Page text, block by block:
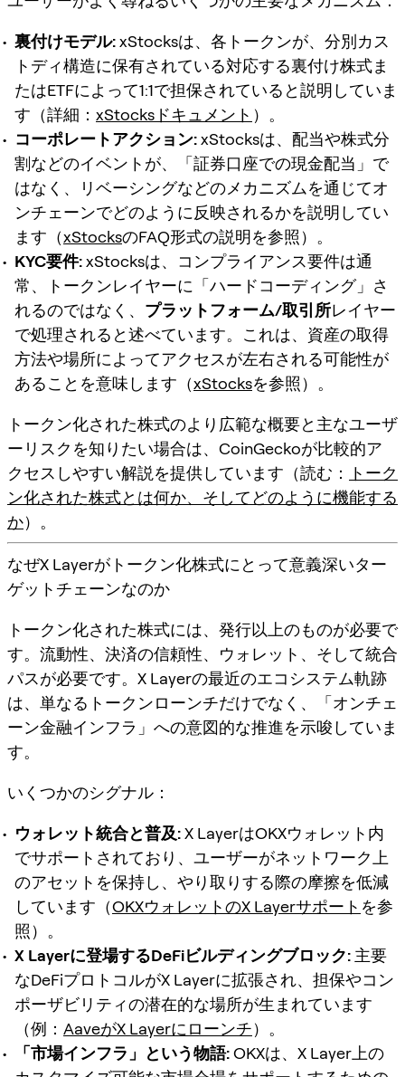
裏付けモデル:xStocksは、各トークンが、分別カス
トディ構造に保有されている対応する裏付け株式ま
たはETFによって1:1で担保されていると説明していま
す（詳細： xStocksドキュメント ）。
コーポレートアクション:xStocksは、配当や株式分
割などのイベントが、「証券口座での現金配当」で
はなく、リベーシングなどのメカニズムを通じてオ
ンチェーンでどのように反映されるかを説明してい
ます（xStocksのFAQ形式の説明を参照）。
KYC要件:xStocksは、コンプライアンス要件は通
常、トークンレイヤーに「ハードコーディング」さ
れるのではなく、 プラットフォーム/取引所レイヤー
で処理されると述べています。これは、資産の取得
方法や場所によってアクセスが左右される可能性が
あることを意味します（xStocksを参照）。
トークン化された株式のより広範な概要と主なユーザ
ーリスクを知りたい場合は、CoinGeckoが比較的ア
クセスしやすい解説を提供しています（読む：
トーク
ン化された株式とは何か、そしてどのように機能する
か）。
なぜX Layerがトークン化株式にとって意義深いター
ゲットチェーンなのか
トークン化された株式には、発行以上のものが必要で
す。 流動性、決済の信頼性、ウォレット、そして統合
パスが必要です。X Layerの最近のエコシステム軌跡
は、単なるトークンローンチだけでなく、「オンチェ
ーン金融インフラ」への意図的な推進を示唆していま
す。
いくつかのシグナル：
ウォレット統合と普及:X LayerはOKXウォレット内
でサポートされており、ユーザーがネットワーク上
のアセットを保持し、やり取りする際の摩擦を低減
しています（OKXウォレットのX Layerサポート を参
照）。
X Layerに登場するDeFiビルディングブロック: 主要
なDeFiプロトコルがX Layerに拡張され、担保やコン
ポーザビリティの潜在的な場所が生まれています
（例： AaveがX Layerにローンチ）。
「市場インフラ」という物語:OKXは、X Layer上の